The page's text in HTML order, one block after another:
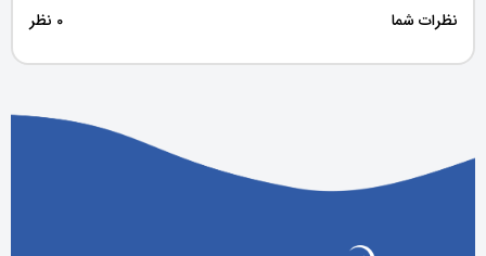
نظرات شما 0 نظر